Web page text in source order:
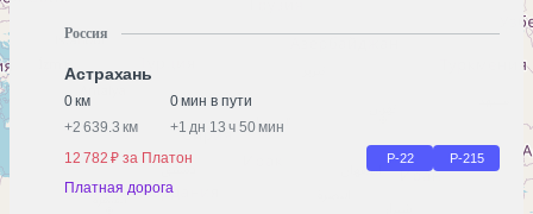
Россия
Астрахань
0 км
0 мин в пути
+2 639.3 км +1 дн 13 ч 50 мин
12 782 ₽ за Платон
Р-22 Р-215
Платная дорога